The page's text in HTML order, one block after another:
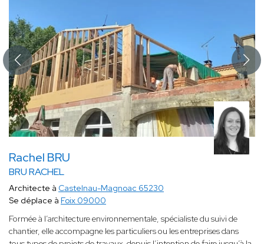
Rachel BRU
BRU RACHEL
Architecte à Castelnau-Magnoac 65230
Se déplace à Foix 09000
Formée à l’architecture environnementale, spécialiste du suivi de
chantier, elle accompagne les particuliers ou les entreprises dans